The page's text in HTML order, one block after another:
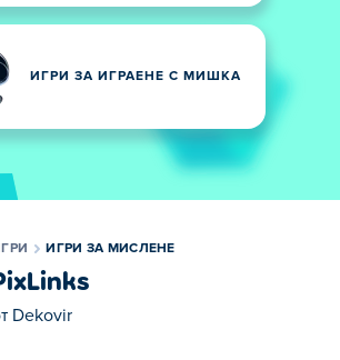
ИГРИ ЗА ИГРАЕНЕ С МИШКА
ИГРИ ЗА МИСЛЕНЕ
Dekovir